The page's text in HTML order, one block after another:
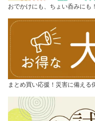
おでかけにも、ちょい呑みにも
まとめ買い応援！災害に備える